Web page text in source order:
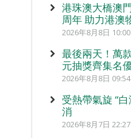
港珠澳大橋澳
周年 助力港澳
2026年8月8日 10:00
最後兩天！萬
元抽獎齊集名
2026年8月8日 09:54
受熱帶氣旋 “
消
2026年8月7日 22:27